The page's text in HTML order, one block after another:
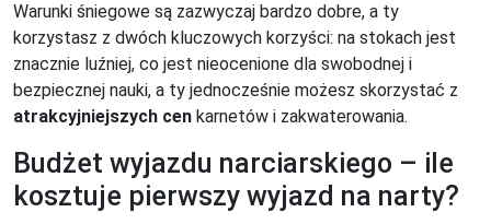
Warunki śniegowe są zazwyczaj bardzo dobre, a ty
korzystasz z dwóch kluczowych korzyści: na stokach jest
znacznie luźniej, co jest nieocenione dla swobodnej i
bezpiecznej nauki, a ty jednocześnie możesz skorzystać z
atrakcyjniejszych cen karnetów i zakwaterowania.
Budżet wyjazdu narciarskiego – ile
kosztuje pierwszy wyjazd na narty?